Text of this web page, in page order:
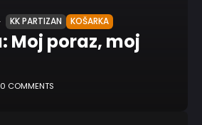
KK PARTIZAN KOŠARKA
Moj poraz, moj
0 COMMENTS